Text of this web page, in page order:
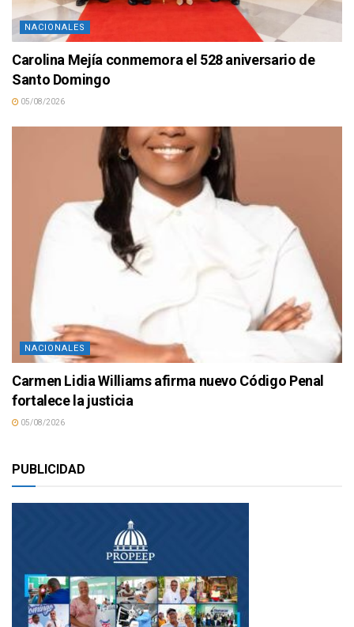
NACIONALES
Carolina Mejía conmemora el 528 aniversario de
Santo Domingo
05/08/2026
NACIONALES
Carmen Lidia Williams afirma nuevo Código Penal
fortalece la justicia
05/08/2026
PUBLICIDAD